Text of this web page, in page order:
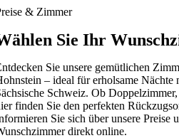
& Zimmer
Sie Ihr
Sie unsere gemütlichen
– ideal für erholsame
Schweiz. Ob
finden Sie den perfekten
Sie sich über unsere Preise
direkt online.